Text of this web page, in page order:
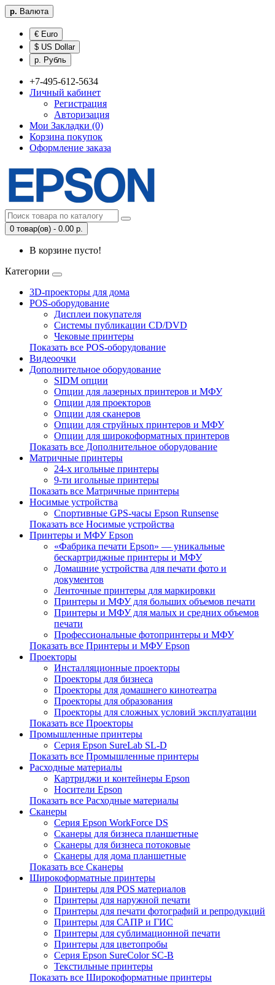
р. Валюта
€ Euro
$ US Dollar
р. Рубль
+7-495-612-5634
Личный кабинет
Регистрация
Авторизация
Мои Закладки (0)
Корзина покупок
Оформление заказа
0 товар(ов) - 0.00 р.
В корзине пусто!
Категории
3D-проекторы для дома
POS-оборудование
Дисплеи покупателя
Системы публикации CD/DVD
Чековые принтеры
Показать все POS-оборудование
Видеоочки
Дополнительное оборудование
SIDM опции
Опции для лазерных принтеров и МФУ
Опции для проекторов
Опции для сканеров
Опции для струйных принтеров и МФУ
Опции для широкоформатных принтеров
Показать все Дополнительное оборудование
Матричные принтеры
24-х игольные принтеры
9-ти игольные принтеры
Показать все Матричные принтеры
Носимые устройства
Спортивные GPS-часы Epson Runsense
Показать все Носимые устройства
Принтеры и МФУ Epson
«Фабрика печати Epson» — уникальные
бескартриджные принтеры и МФУ
Домашние устройства для печати фото и
документов
Ленточные принтеры для маркировки
Принтеры и МФУ для больших объемов печати
Принтеры и МФУ для малых и средних объемов
печати
Профессиональные фотопринтеры и МФУ
Показать все Принтеры и МФУ Epson
Проекторы
Инсталляционные проекторы
Проекторы для бизнеса
Проекторы для домашнего кинотеатра
Проекторы для образования
Проекторы для сложных условий эксплуатации
Показать все Проекторы
Промышленные принтеры
Серия Epson SureLab SL-D
Показать все Промышленные принтеры
Расходные материалы
Картриджи и контейнеры Epson
Носители Epson
Показать все Расходные материалы
Сканеры
Серия Epson WorkForce DS
Сканеры для бизнеса планшетные
Сканеры для бизнеса потоковые
Сканеры для дома планшетные
Показать все Сканеры
Широкоформатные принтеры
Принтеры для POS материалов
Принтеры для наружной печати
Принтеры для печати фотографий и репродукций
Принтеры для САПР и ГИС
Принтеры для сублимационной печати
Принтеры для цветопробы
Серия Epson SureColor SC-B
Текстильные принтеры
Показать все Широкоформатные принтеры